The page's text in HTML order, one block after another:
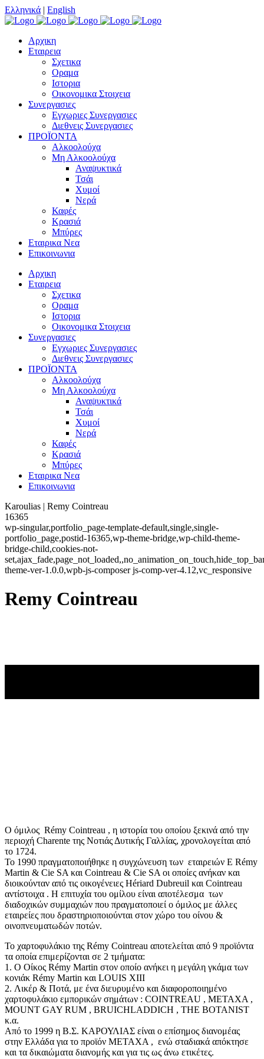
Ελληνικά | English
Αρχικη
Εταιρεια
Σχετικα
Οραμα
Ιστορια
Οικονομικα Στοιχεια
Συνεργασιες
Εγχωριες Συνεργασιες
Διεθνεις Συνεργασιες
ΠΡΟΪΟΝΤΑ
Αλκοολούχα
Μη Αλκοολούχα
Αναψυκτικά
Τσάι
Χυμοί
Νερά
Καφές
Κρασιά
Μπύρες
Εταιρικα Νεα
Επικοινωνια
Αρχικη
Εταιρεια
Σχετικα
Οραμα
Ιστορια
Οικονομικα Στοιχεια
Συνεργασιες
Εγχωριες Συνεργασιες
Διεθνεις Συνεργασιες
ΠΡΟΪΟΝΤΑ
Αλκοολούχα
Μη Αλκοολούχα
Αναψυκτικά
Τσάι
Χυμοί
Νερά
Καφές
Κρασιά
Μπύρες
Εταιρικα Νεα
Επικοινωνια
Karoulias | Remy Cointreau
16365
wp-singular,portfolio_page-template-default,single,single-
portfolio_page,postid-16365,wp-theme-bridge,wp-child-theme-
bridge-child,cookies-not-
theme-ver-1.0.0,wpb-js-composer js-comp-ver-4.12,vc_responsive
Remy Cointreau
Ο όμιλος Rémy Cointreau , η ιστορία του οποίου ξεκινά από την
περιοχή Charente της Νοτιάς Δυτικής Γαλλίας, χρονολογείται από
το 1724.
Το 1990 πραγματοποιήθηκε η συγχώνευση των εταιρειών Ε Rémy
Martin & Cie SA και Cointreau & Cie SA οι οποίες ανήκαν και
διοικούνταν από τις οικογένειες Hériard Dubreuil και Cointreau
αντίστοιχα . Η επιτυχία του ομίλου είναι αποτέλεσμα των
διαδοχικών συμμαχιών που πραγματοποιεί ο όμιλος με άλλες
εταιρείες που δραστηριοποιούνται στον χώρο του οίνου &
οινοπνευματωδών ποτών.
Το χαρτοφυλάκιο της Rémy Cointreau αποτελείται από 9 προϊόντα
τα οποία επιμερίζονται σε 2 τμήματα:
1. Ο Οίκος Rémy Martin στον οποίο ανήκει η μεγάλη γκάμα των
κονιάκ Rémy Martin και LOUIS XIII
2. Λικέρ & Ποτά, με ένα διευρυμένο και διαφοροποιημένο
χαρτοφυλάκιο εμπορικών σημάτων : COINTREAU , METAXA ,
MOUNT GAY RUM , BRUICHLADDICH , THE BOTANIST
κ.α.
Από το 1999 η Β.Σ. ΚΑΡΟΥΛΙΑΣ είναι ο επίσημος διανομέας
στην Ελλάδα για το προϊόν ΜΕΤΑΧΑ , ενώ σταδιακά απόκτησε
και τα δικαιώματα διανομής και για τις ως άνω ετικέτες.